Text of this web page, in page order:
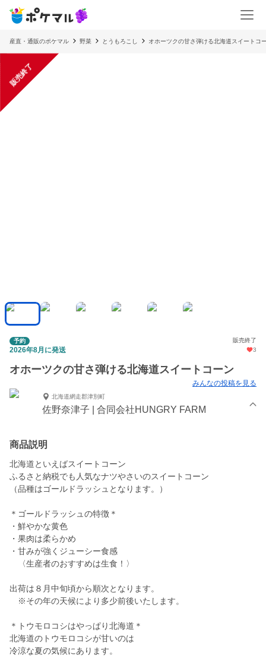
産直・通販のポケマル 野菜 とうもろこし オホーツクの甘さ弾ける北海道スイートコ
販売終了
予約 販売終了
2026年8月に発送 3
オホーツクの甘さ弾ける北海道スイートコーン
みんなの投稿を見る
北海道網走郡津別町
佐野奈津子 | 合同会社HUNGRY FARM
商品説明
北海道といえばスイートコーン
ふるさと納税でも人気なナツやさいのスイートコーン
（品種はゴールドラッシュとなります。）
＊ゴールドラッシュの特徴＊
・鮮やかな黄色
・果肉は柔らかめ
・甘みが強くジューシー食感
〈生産者のおすすめは生食！〉
出荷は８月中旬頃から順次となります。
※その年の天候により多少前後いたします。
＊トウモロコシはやっぱり北海道＊
北海道のトウモロコシが甘いのは
冷涼な夏の気候にあります。